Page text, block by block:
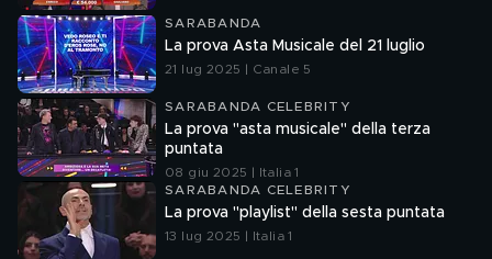
SARABANDA
La prova Asta Musicale del 21 luglio
21 lug 2025 | Canale 5
SARABANDA CELEBRITY
La prova "asta musicale" della terza
puntata
08 giu 2025 | Italia 1
SARABANDA CELEBRITY
La prova "playlist" della sesta puntata
13 lug 2025 | Italia 1